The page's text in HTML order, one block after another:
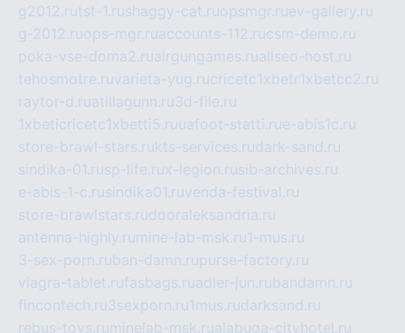
g2012.rutst-1.rushaggy-cat.ruopsmgr.ruev-gallery.ru
g-2012.ruops-mgr.ruaccounts-112.rucsm-demo.ru
poka-vse-doma2.ruairgungames.ruallseo-host.ru
tehosmotre.ruvarieta-yug.rucricetc1xbetr1xbetcc2.ru
raytor-d.ruatillagunn.ru3d-file.ru
1xbeticricetc1xbetti5.ruuafoot-statti.rue-abis1c.ru
store-brawl-stars.rukts-services.rudark-sand.ru
sindika-01.rusp-life.rux-legion.rusib-archives.ru
e-abis-1-c.rusindika01.ruvenda-festival.ru
store-brawlstars.rudooraleksandria.ru
antenna-highly.ru mine-lab-msk.ru1-mus.ru
3-sex-porn.ruban-damn.rupurse-factory.ru
viagra-tablet.rufasbags.ruadler-jun.rubandamn.ru
fincontech.ru3sexporn.ru1mus.rudarksand.ru
rebus-toys.ru minelab-msk.rualabuga-cityhotel.ru